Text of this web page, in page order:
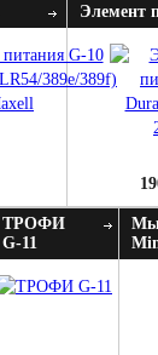
Элемент
ТРОФИ
G-11